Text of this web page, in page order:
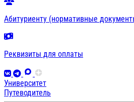
Абитуриенту (нормативные
Реквизиты для оплаты
Университет
Путеводитель